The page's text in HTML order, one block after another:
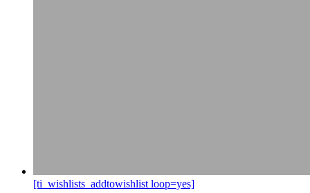
[ti_wishlists_addtowishlist loop=yes]